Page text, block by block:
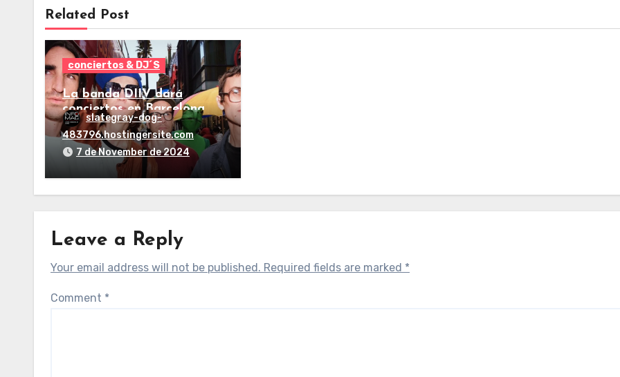
Related Post
conciertos & DJ´S
La banda DIIV dará
conciertos en Barcelona y
Madridslategray-dog-
483796.hostingersite.com
7 de November de 2024
Leave a Reply
Your email address will not be published. Required fields are marked *
Comment *